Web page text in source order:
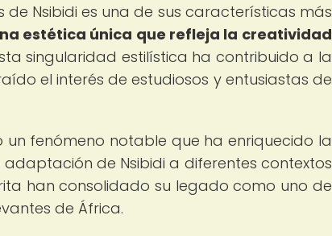
Nsibidi es una de sus características más
estética única que refleja la creatividad
singularidad estilística ha contribuido a la
el interés de estudiosos y entusiastas de
fenómeno notable que ha enriquecido la
de Nsibidi a diferentes contextos
han consolidado su legado como uno de
de África.